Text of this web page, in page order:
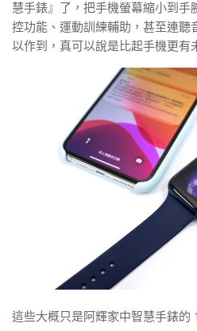
慧手錶』了，把手機螢幕縮小到手
控功能、運動訓練輔助，甚至連聽
以作到，真可以說是比起手機更有
這些大概只是阿輝家中智慧手錶的